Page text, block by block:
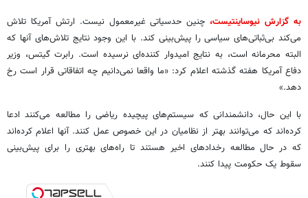
به گزارش نیوساینتیست، چنین حدسیاتی غیرمعمول نیست. ارتش آمریکا تلاش
می‌کند بی‌ثباتی‌های سیاسی را پیش‌بینی کند. با این وجود نتایج تلاش‌های آنها که
البته محرمانه است، به نتایج امیدوار کننده‌ای نرسیده است. رابرت گیتس، وزیر
دفاع آمریکا هفته گذشته اعلام کرد: «ما واقعا نمی‌دانیم چه اتفاقاتی قرار است رخ
دهد.»
با این حال، دانشمندانی که سیستم‌های پیچیده ریاضی را مطالعه می‌کنند ادعا
کرده‌اند که می‌توانند بهتر از نظامیان در این خصوص عمل کنند. آنها اعلام کرده‌اند
که در حال مطالعه رخدادهای اخیر هستند تا راه‌های بهتری را برای پیش‌بینی
سقوط یک حکومت پیدا کنند.